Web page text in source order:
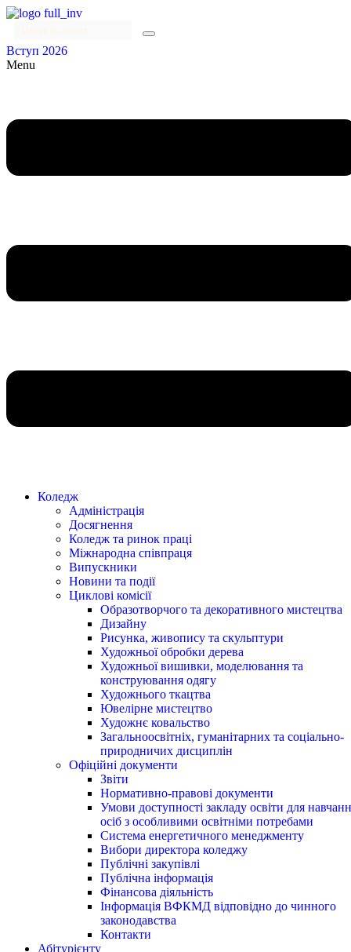
Вступ 2026
Menu
Коледж
Адміністрація
Досягнення
Коледж та ринок праці
Міжнародна співпраця
Випускники
Новини та події
Циклові комісії
Образотворчого та декоративного мистецтва
Дизайну
Рисунка, живопису та скульптури
Художньої обробки дерева
Художньої вишивки, моделювання та
конструювання одягу
Художнього ткацтва
Ювелірне мистецтво
Художнє ковальство
Загальноосвітніх, гуманітарних та соціально-
природничих дисциплін
Офіційні документи
Звіти
Нормативно-правові документи
Умови доступності закладу освіти для
осіб з особливими освітніми потребами
Система енергетичного менеджменту
Вибори директора коледжу
Публічні закупівлі
Публічна інформація
Фінансова діяльність
Інформація ВФКМД відповідно до чинного
законодавства
Контакти
Абітурієнту